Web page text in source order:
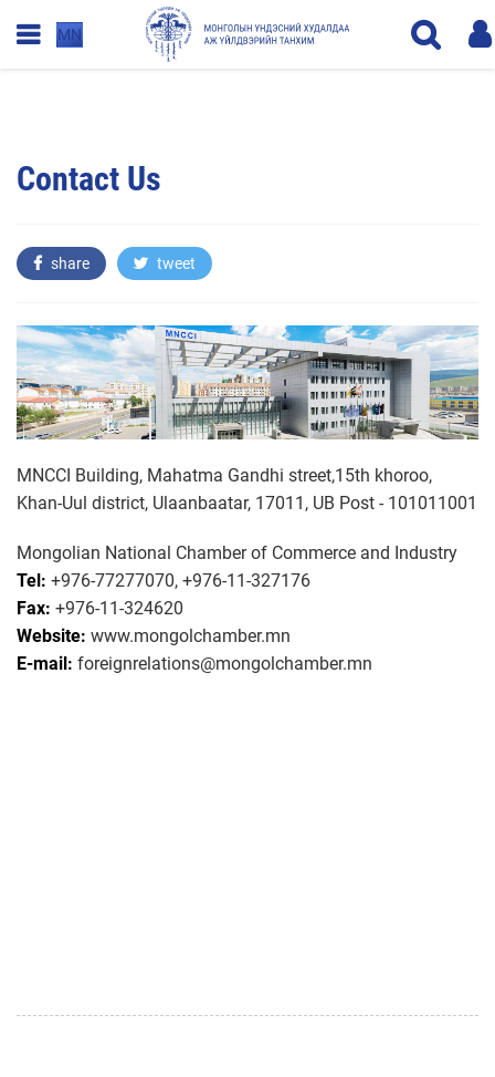
MN
Contact Us
share tweet
MNCCI Building, Mahatma Gandhi street,15th khoroo,
Khan-Uul district, Ulaanbaatar, 17011, UB Post - 101011001
Mongolian National Chamber of Commerce and Industry
Tel: +976-77277070, +976-11-327176
Fax: +976-11-324620
Website: www.mongolchamber.mn
E-mail: foreignrelations@mongolchamber.mn